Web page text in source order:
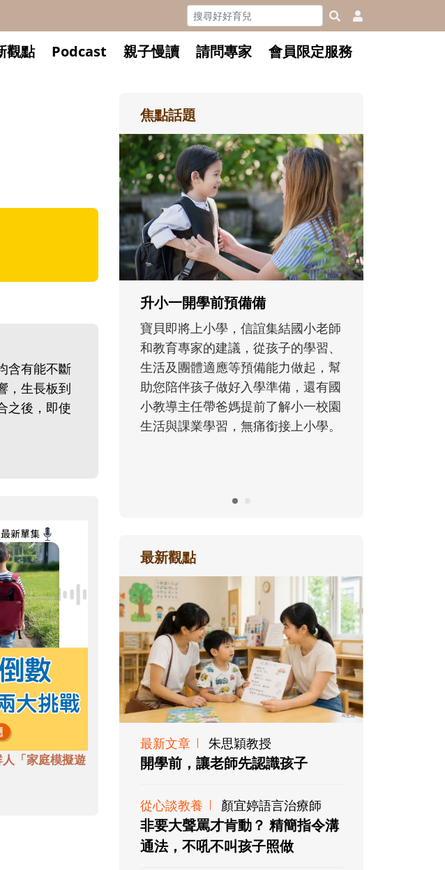
觀點 Podcast 親子慢讀 請問專家 會員限定服務
含有能不斷
，生長板到
之後，即使
「家庭模擬遊
焦點話題
即將上小學，信誼集結國小老師
育專家的建議，從孩子的學習、
團體適應等預備能力做起，幫
伴孩子做好入學準備，還有國
主任帶爸媽提前了解小一校園
與課業學習，無痛銜接上小學。
和孩子一起長大的那個男人│讀
懂父親的不同模樣
沒有人天生就擅長當爸爸！男人總是
在一次次「前所未有」的體驗中，跟
著孩子一起長大。從給予安全感的肢
體遊戲，到獨立自主、角色認同及解
決問題的能力養成。爸爸正嘗試用不
同的模樣，參與孩子每個重要的成長
歷程。
最新觀點
最新文章 朱思穎教授
開學前，讓老師先認識孩子
從心談教養 顏宜婷語言治療師
非要大聲罵才肯動？ 精簡指令溝
通法，不吼不叫孩子照做